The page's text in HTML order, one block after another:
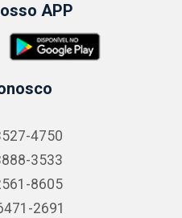
APP
4750
3533
8605
2691